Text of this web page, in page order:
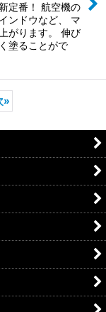
定番！ 航空機の
ンドウなど、 マ
がります。 伸び
塗ることがで
»